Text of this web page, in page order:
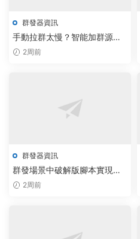
群發器資訊
手動拉群太慢？智能加群源碼
無限制版以AI調度實現千群秒
2周前
群發器資訊
群發場景中破解版腳本實現智
能調度，破解軟件用戶告别手
2周前